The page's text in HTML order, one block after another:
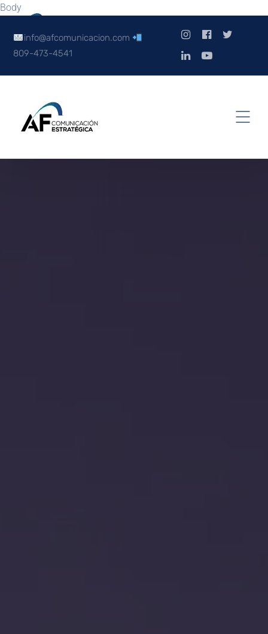
Body
info@afcomunicacion.com
809-473-4541